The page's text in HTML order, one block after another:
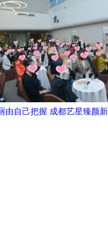
由自己把握 成都艺星臻颜